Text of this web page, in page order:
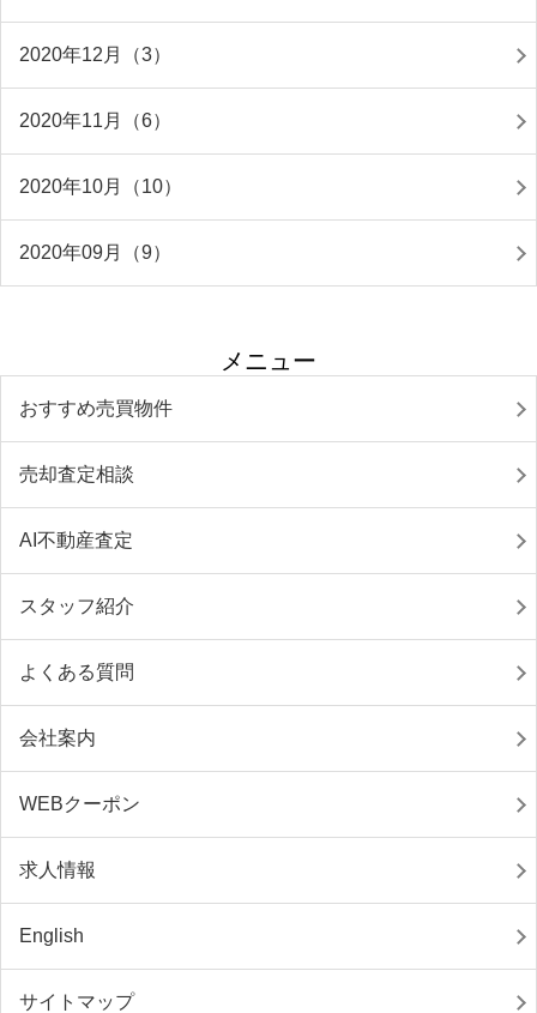
2020年12月（3）
2020年11月（6）
2020年10月（10）
2020年09月（9）
メニュー
おすすめ売買物件
売却査定相談
AI不動産査定
スタッフ紹介
よくある質問
会社案内
WEBクーポン
求人情報
English
サイトマップ